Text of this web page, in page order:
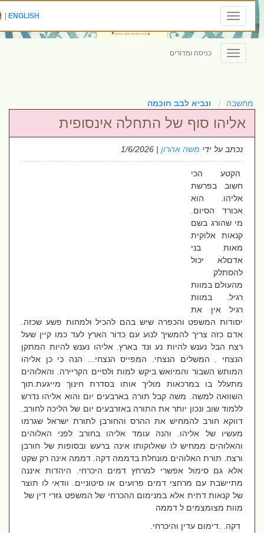
Toggle
navigation
ENGLISH
|
Toggle
navigation
כניסה ומדורים
מחשבה ונביא לבב חוכמה
אליהו סוף של התחלה אינסופית
נכתב על ידימשה אהרון| 1/6/2026
הקטע הכי
חשוב בפרשת
אליהו. הוא
אכורד הסיום.
מי שהורג בשם
קנאות אלוקית
מאות בני
אדםלא יכול
להסתלק
מהעולם במוות
רגיל. במוות
רגיל אין את
יסודות המשפט והכפרה שיש בהם להכיל ולמחות פשע שכזה.
אדם כזה צריך להמשיך לנוע עם כדור הארץ לעד כמו קיין שעל
רצח הבל נענש להיות נע ונד בארץ. אליהו נענש להיות המתקן
הנצחי . המשלים הנצחי. המפייס הנצחי... הנה כי כן אליהו
המותש השבור והמיואש ביקש למות ולסיים הקריירה. והאלוהים
מתעלל בו במרכאות מוליך אותו בסדרת חינוך מייגעת.תוך
השוואה למשה. משה קבל תורה בארבעים יום והוא אליהו נדרש
ללמוד שוב ונכון יותר את התורה באזרבעים יום של הליכה לחורב.
דווקא חורב להמחיש את ההרס והחורבן לתורת ישראל שגרמו
מעשיו של אליהו. והנה עומד אליהו בחורב לפני האלוהים
והאלוהים ממחיש לו שאלוקותו אינה ברעש ובסופות של חורבן
ורצח. תורת האלוהים מונחלת בדממה דקה. דממה אינה רק שקט
אלא גם סימול אפשרי למרחץ דמים היכרחי. היהדות איננה
מתיישבת עם מרחצי דמים פרועים או סיטוניים. וודאי לו תוצר
של קנאות דתית אלא במנימום ההכרחי של המשפט גזרי דין של
מוות מצומצמים ל דממה
דקה. .דימום עדין והיכרחי.